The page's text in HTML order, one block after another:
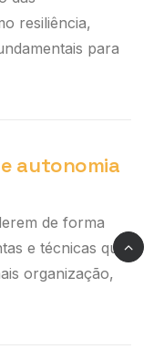
resiliência,
para
autonomia
de forma
e técnicas que
organização,